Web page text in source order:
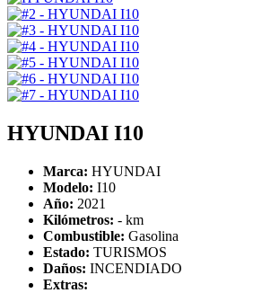
HYUNDAI I10
Marca: HYUNDAI
Modelo: I10
Año: 2021
Kilómetros: - km
Combustible: Gasolina
Estado: TURISMOS
Daños: INCENDIADO
Extras: